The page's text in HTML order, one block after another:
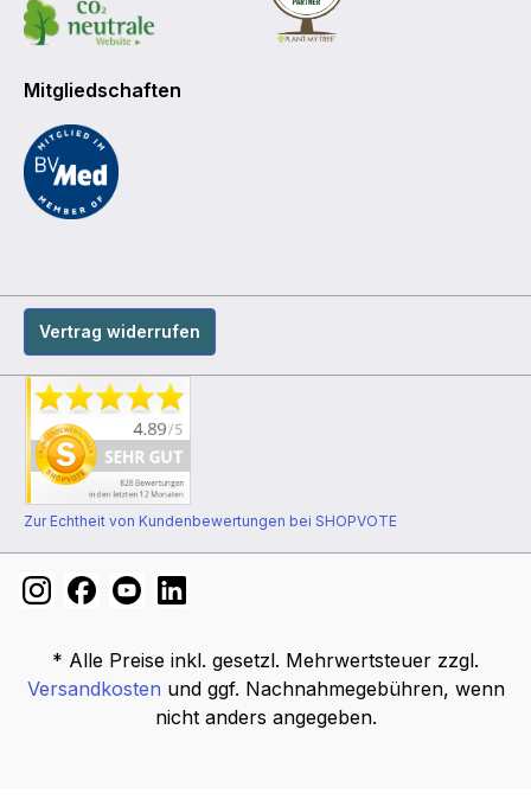
Mitgliedschaften
Vertrag widerrufen
Zur Echtheit von Kundenbewertungen bei SHOPVOTE
* Alle Preise inkl. gesetzl. Mehrwertsteuer zzgl.
Versandkosten und ggf. Nachnahmegebühren, wenn
nicht anders angegeben.